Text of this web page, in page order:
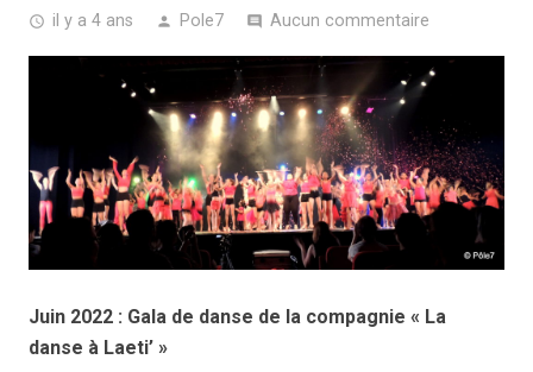
access_time il y a 4 ans person Pole7 comment Aucun commentaire
Juin 2022 : Gala de danse de la compagnie « La
danse à Laeti’ »